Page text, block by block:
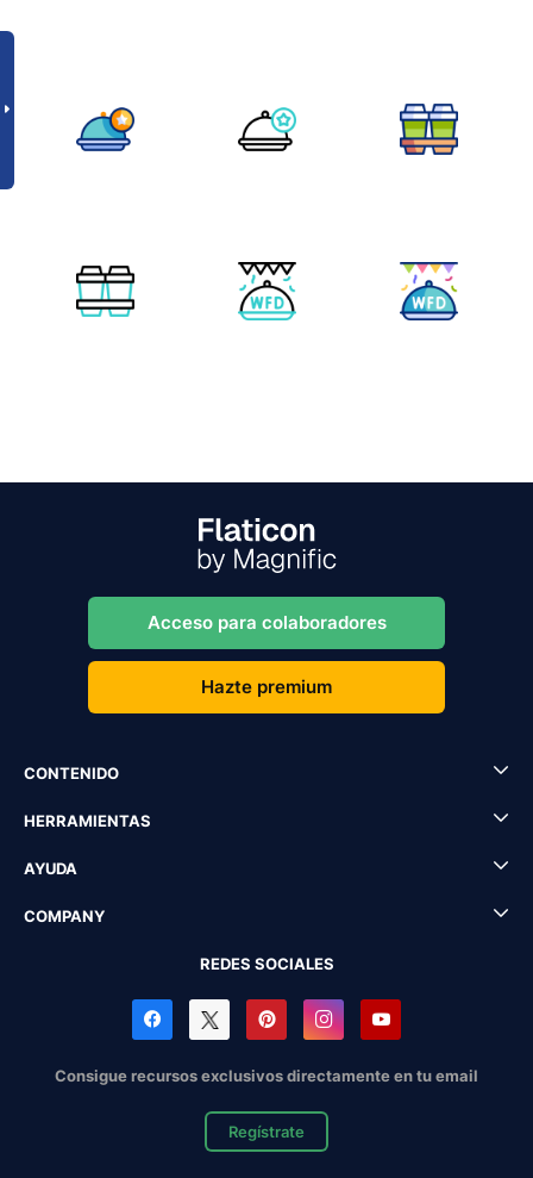
Acceso para colaboradores
Hazte premium
CONTENIDO
HERRAMIENTAS
AYUDA
COMPANY
REDES SOCIALES
Consigue recursos exclusivos directamente en tu email
Regístrate